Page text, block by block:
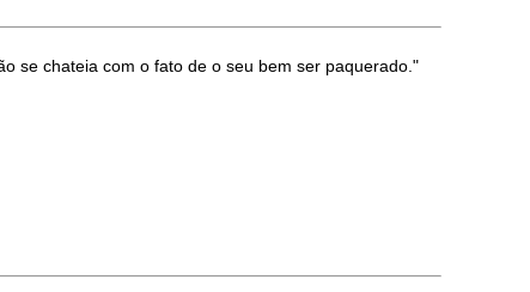
se chateia com o fato de o seu bem ser paquerado."